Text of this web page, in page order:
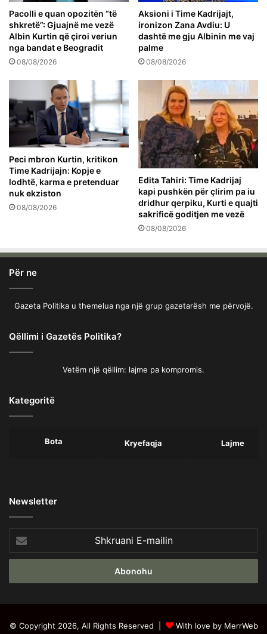
Pacolli e quan opozitën “të
shkretë”: Gjuajnë me vezë
Albin Kurtin që çiroi veriun
nga bandat e Beogradit
08/08/2026
Aksioni i Time Kadrijajt,
ironizon Zana Avdiu: U
dashtë me gju Albinin me vaj
palme
08/08/2026
Peci mbron Kurtin, kritikon
Time Kadrijajn: Kopje e
lodhtë, karma e pretenduar
nuk ekziston
08/08/2026
Edita Tahiri: Time Kadrijaj
kapi pushkën për çlirim pa iu
dridhur qerpiku, Kurti e quajti
sakrificë goditjen me vezë
08/08/2026
Për ne
Gazeta Politika u themelua nga një grup gazetarësh me përvojë.
Qëllimi i Gazetës Politika?
Vetëm një qëllim: lajme pa kompromis.
Kategoritë
Bota Kryefaqja Lajme
Newsletter
E-
mailin
© Copyright 2026, All Rights Reserved | With love by MerrWeb